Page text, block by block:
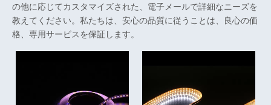
の他に応じてカスタマイズされた、電子メールで詳細なニーズを
教えてください。私たちは、安心の品質に従うことは、良心の価
格、専用サービスを保証します。